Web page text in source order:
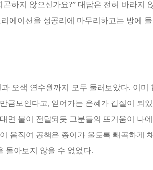
곤하지 않으신가요?” 대답은 전혀 바라지
에이션을 성공리에 마무리하고는 방에 들
오색 연수원까지 모두 둘러보았다. 이미
큼보인다고, 얻어가는 은혜가 갑절이 되
면 불이 전달되듯 그분들의 뜨거움이 나
움직여 공책은 종이가 울도록 빼곡하게 채
돌아보지 않을 수 없었다.